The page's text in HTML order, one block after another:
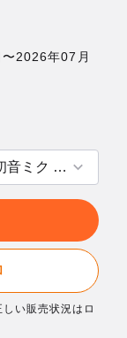
2026年07月
い販売状況はロ